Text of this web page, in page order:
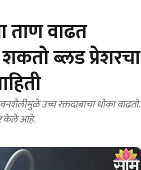
ताण वाढत
ब्लड प्रेशरचा
उच्च रक्तदाबाचा धोका वाढतो.
केले आहे.